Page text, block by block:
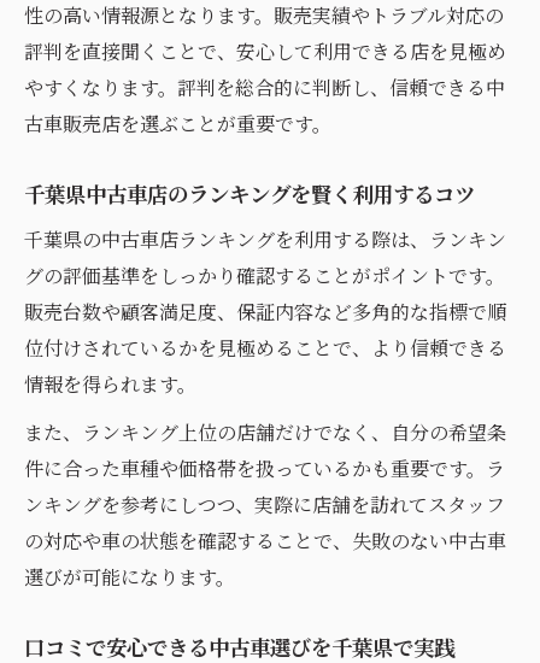
性の高い情報源となります。販売実績やトラブル対応の
評判を直接聞くことで、安心して利用できる店を見極め
やすくなります。評判を総合的に判断し、信頼できる中
古車販売店を選ぶことが重要です。
千葉県中古車店のランキングを賢く利用するコツ
千葉県の中古車店ランキングを利用する際は、ランキン
グの評価基準をしっかり確認することがポイントです。
販売台数や顧客満足度、保証内容など多角的な指標で順
位付けされているかを見極めることで、より信頼できる
情報を得られます。
また、ランキング上位の店舗だけでなく、自分の希望条
件に合った車種や価格帯を扱っているかも重要です。ラ
ンキングを参考にしつつ、実際に店舗を訪れてスタッフ
の対応や車の状態を確認することで、失敗のない中古車
選びが可能になります。
口コミで安心できる中古車選びを千葉県で実践